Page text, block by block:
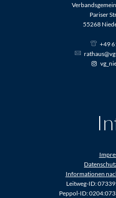
Pariser
55268
+49
Informationen
Leitweg-ID:
Peppol-ID: